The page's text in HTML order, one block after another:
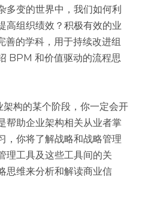
多变的世界中，我们如何利
高组织绩效？积极有效的业
的学科，用于持续改进组
BPM 和价值驱动的流程思
架构的某个阶段，你一定会开
帮助企业架构相关从业者掌
，你将了解战略和战略管理
理工具及这些工具间的关
思维来分析和解读商业信